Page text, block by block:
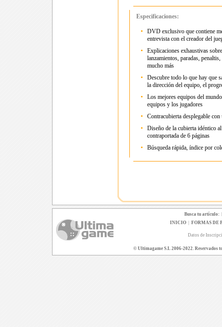
Especificaciones:
•
DVD exclusivo que contiene
entrevista con el creador del
•
Explicaciones exhaustivas
lanzamientos, paradas,
mucho más
•
Descubre todo lo que hay que
la dirección del equipo, el
•
Los mejores equipos del
equipos y los jugadores
•
Contracubierta desplegable
•
Diseño de la cubierta idéntico
contraportada de 6 páginas
•
Búsqueda rápida, índice por
Busca tu artículo:
INICIO| FORMAS DE
Datos de
© Ultimagame S.L 2006-2022. Reservados